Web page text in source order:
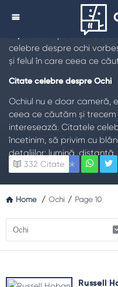
Citate despre
%%term_title%%
Ochii poartă nu
celebre despre ochi
și felul în care ceea ce
Citate celebre despre Ochi
Ochiul nu e doar cameră,
ceea ce căutăm și
interesează. Citatele
încetinim, să privim cu
detaliilor: lumină,
vindeca. O privire grăbită
În epoca imaginilor,
pauze, natură, distanțare
discurs lung.Citatele
Facebook
332 Citate
Home / Ochi / Page 10
Russell